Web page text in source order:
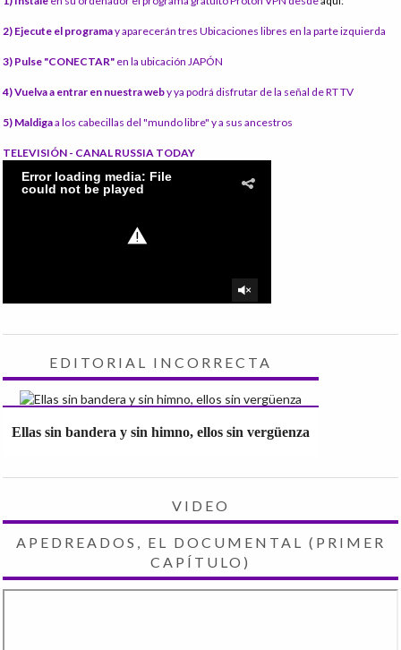
2) Ejecute el programay aparecerán tres Ubicaciones libres en la parte izquierda
3) Pulse "CONECTAR" en la ubicación JAPÓN
4) Vuelva a entrar en nuestra weby ya podrá disfrutar de la señal de RT TV
5) Maldigaa los cabecillas del "mundo libre" y a sus ancestros
TELEVISIÓN - CANAL RUSSIA TODAY
EDITORIAL INCORRECTA
Ellas sin bandera y sin himno, ellos sin vergüenza
VIDEO
APEDREADOS, EL DOCUMENTAL (PRIMER
CAPÍTULO)